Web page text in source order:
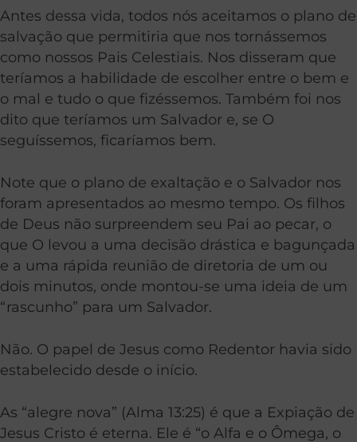
Antes dessa vida, todos nós aceitamos o plano de
salvação que permitiria que nos tornássemos
como nossos Pais Celestiais. Nos disseram que
teríamos a habilidade de escolher entre o bem e
o mal e tudo o que fizéssemos. Também foi nos
dito que teríamos um Salvador e, se O
seguíssemos, ficaríamos bem.
Note que o plano de exaltação e o Salvador nos
foram apresentados ao mesmo tempo. Os filhos
de Deus não surpreendem seu Pai ao pecar, o
que O levou a uma decisão drástica e bagunçada
e a uma rápida reunião de diretoria de um ou
dois minutos, onde montou-se uma ideia de um
“rascunho” para um Salvador.
Não. O papel de Jesus como Redentor havia sido
estabelecido desde o início.
As “alegre nova” (Alma 13:25) é que a Expiação de
Jesus Cristo é eterna. Ele é “o Alfa e o Ômega, o